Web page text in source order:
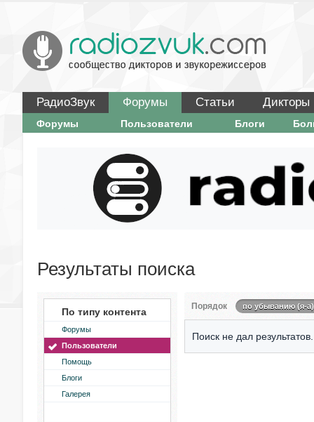
РадиоЗвук Форумы Статьи Дикторы
Форумы Пользователи Блоги
Результаты поиска
По типу контента
Форумы
Пользователи
Помощь
Блоги
Галерея
Порядок по убыванию (я-а)
Поиск не дал результатов.